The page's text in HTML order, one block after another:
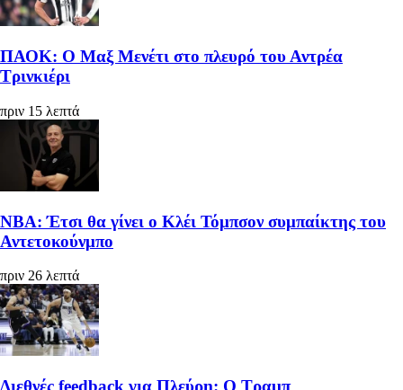
ΠΑΟΚ: Ο Μαξ Μενέτι στο πλευρό του Αντρέα
Τρινκιέρι
πριν 15 λεπτά
ΝΒΑ: Έτσι θα γίνει ο Κλέι Τόμπσον συμπαίκτης του
Αντετοκούνμπο
πριν 26 λεπτά
Διεθνές feedback για Πλεύρη: Ο Τραμπ